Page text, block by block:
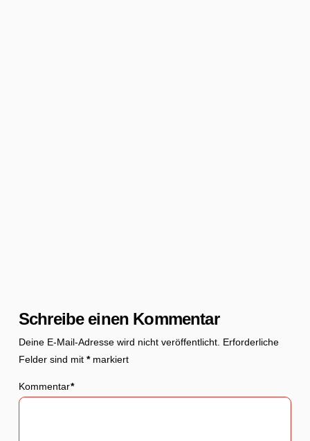
Schreibe einen Kommentar
Deine E-Mail-Adresse wird nicht veröffentlicht. Erforderliche
Felder sind mit *markiert
Kommentar*